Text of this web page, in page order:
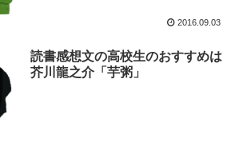
2016.09.03
読書感想文の高校生のおすすめは
芥川龍之介「芋粥」